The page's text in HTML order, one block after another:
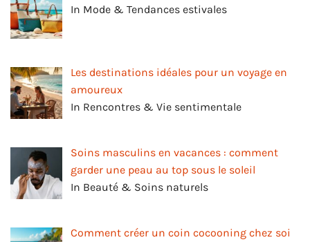
In Mode & Tendances estivales
Les destinations idéales pour un voyage en
amoureux
In Rencontres & Vie sentimentale
Soins masculins en vacances : comment
garder une peau au top sous le soleil
In Beauté & Soins naturels
Comment créer un coin cocooning chez soi